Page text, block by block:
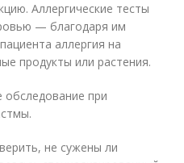
Аллергические тесты
— благодаря им
аллергия на
продукты или растения.
при
не сужены ли